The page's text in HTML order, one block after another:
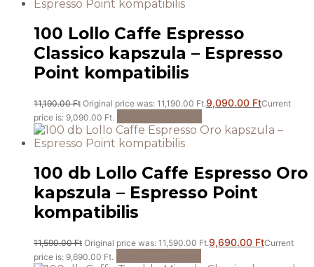
100 Lollo Caffe Espresso
Classico kapszula – Espresso
Point kompatibilis
11,190.00Ft Original price was: 11,190.00 Ft.9,090.00 FtCurrent
price is: 9,090.00 Ft.
100 db Lollo Caffe Espresso Oro
kapszula – Espresso Point
kompatibilis
11,590.00Ft Original price was: 11,590.00 Ft.9,690.00 FtCurrent
price is: 9,690.00 Ft.